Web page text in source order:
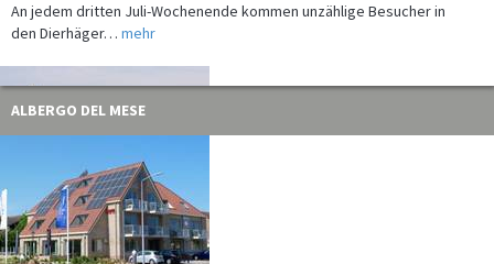
den Dierhäger… mehr
Das Marine-Ehrenmal als Gedenkstätte und Mahnmal gehört zum
Besucherprogramm in…mehr
ALBERGO DEL MESE